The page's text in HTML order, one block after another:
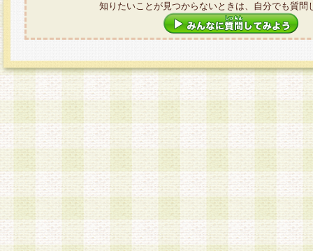
知りたいことが見つからないときは、自分でも質問